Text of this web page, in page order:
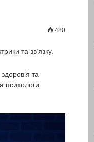
480
та зв’язку.
та
психологи